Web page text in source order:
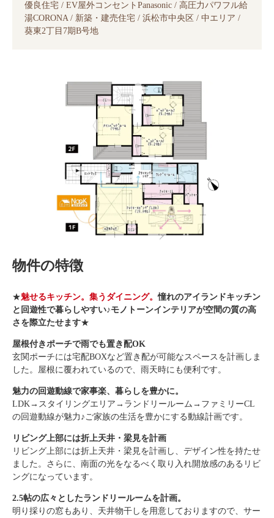
優良住宅 / EV屋外コンセントPanasonic / 高圧力パワフル給
湯CORONA / 新築・建売住宅 / 浜松市中央区 / 中エリア /
葵東2丁目7期B号地
物件の特徴
★魅せるキッチン。集うダイニング。憧れのアイランドキッチン
と回遊性で暮らしやすい♪モノトーンインテリアが空間の質の高
さを際立たせます★
屋根付きポーチで雨でも置き配OK
玄関ポーチには宅配BOXなど置き配が可能なスペースを計画しま
した。屋根に覆われているので、雨天時にも便利です。
魅力の回遊動線で家事楽、暮らしを豊かに。
LDK→スタイリングエリア→ランドリールーム→ファミリーCL
の回遊動線が魅力♪ご家族の生活を豊かにする動線計画です。
リビング上部には折上天井・梁見を計画
リビング上部には折上天井・梁見を計画し、デザイン性を持たせ
ました。さらに、南面の光をなるべく取り入れ開放感のあるリビ
ングになっています。
2.5帖の広々としたランドリールームを計画。
明り採りの窓もあり、天井物干しを用意しておりますので、サー